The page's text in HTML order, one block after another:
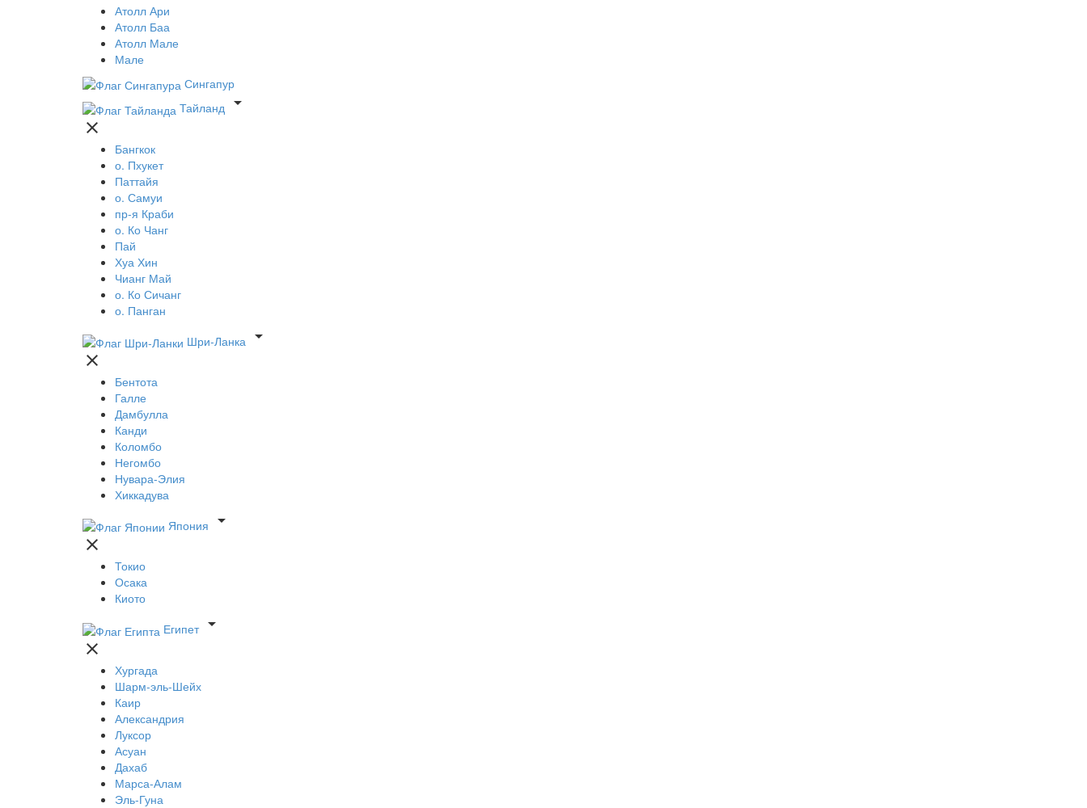
Атолл Ари
Атолл Баа
Атолл Мале
Мале
Сингапур
Тайланд 

Бангкок
о. Пхукет
Паттайя
о. Самуи
пр-я Краби
о. Ко Чанг
Пай
Хуа Хин
Чианг Май
о. Ко Сичанг
о. Панган
Шри-Ланка 

Бентота
Галле
Дамбулла
Канди
Коломбо
Негомбо
Нувара-Элия
Хиккадува
Япония 

Токио
Осака
Киото
Египет 

Хургада
Шарм-эль-Шейх
Каир
Александрия
Луксор
Асуан
Дахаб
Марса-Алам
Эль-Гуна